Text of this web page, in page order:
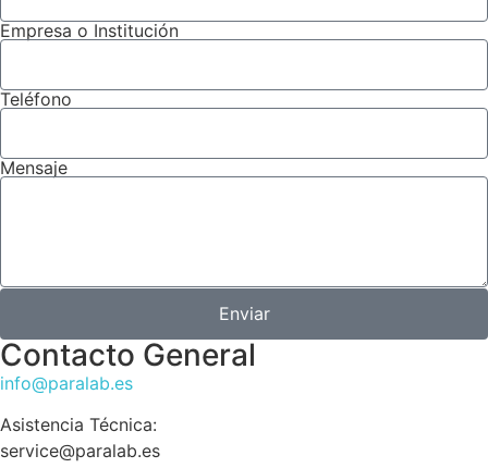
Empresa o Institución
Teléfono
Mensaje
Enviar
Contacto General
info@paralab.es
Asistencia Técnica:
service@paralab.es